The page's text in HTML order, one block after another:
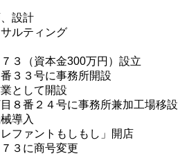
設計
ルティング
（資本金300万円）設立
に事務所開設
て開設
番２４号に事務所兼加工場移設
入
ファントもしもし」開店
３に商号変更